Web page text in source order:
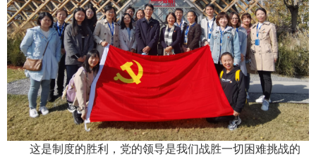
这是制度的胜利，党的领导是我们战胜一切困难挑战的